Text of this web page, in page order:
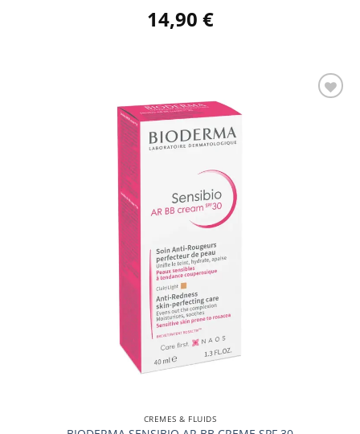
14,90 €
CREMES & FLUIDS